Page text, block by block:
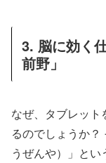
3. 脳に効く
前野」
なぜ、タブレッ
るのでしょうか
うぜんや）」とい